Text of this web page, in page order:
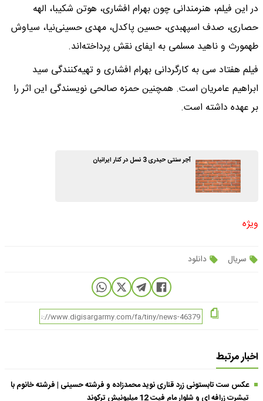
در این فیلم، هنرمندانی چون بهرام افشاری، هوتن شکیبا، الهه
حصاری، صدف اسپهبدی، حسین پاکدل، مهدی حسینی‌نیا، سیاوش
طهمورث و ناهید مسلمی به ایفای نقش پرداخته‌اند.
فیلم هفتاد سی به کارگردانی بهرام افشاری و تهیه‌کنندگی سید
ابراهیم عامریان است. همچنین حمزه صالحی نویسندگی این اثر را
بر عهده داشته است.
آجر سنتی حیدری 3 نسل در کنار ایرانیان
ویژه
سریال دانلود
اخبار مرتبط
عکس ست تابستونی زرد قناری نوید محمدزاده و فرشته حسینی | فرشته خانوم با
تیشرت زرافه ای و شلوار مام فیت 12 میلیونیش ترکوند